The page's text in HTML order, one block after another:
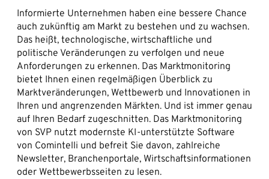
MI-Schulung
Branchen
Über uns
SVP-Team
Market Intelligence
Partner
Karriere
News
Kontakt
Informierte Unternehmen haben eine bessere Chance
auch zukünftig am Markt zu bestehen und zu wachsen.
Das heißt, technologische, wirtschaftliche und
politische Veränderungen zu verfolgen und neue
Anforderungen zu erkennen. Das Marktmonitoring
bietet Ihnen einen regelmäßigen Überblick zu
Marktveränderungen, Wettbewerb und Innovationen in
Ihren und angrenzenden Märkten. Und ist immer genau
auf Ihren Bedarf zugeschnitten. Das Marktmonitoring
von SVP nutzt modernste KI-unterstützte Software
von Comintelli und befreit Sie davon, zahlreiche
Newsletter, Branchenportale, Wirtschaftsinformationen
oder Wettbewerbsseiten zu lesen.
E-Mail: service@svp.de
Schreiben Sie uns!
Name*
Unternehmen*
E-Mail-Adresse*